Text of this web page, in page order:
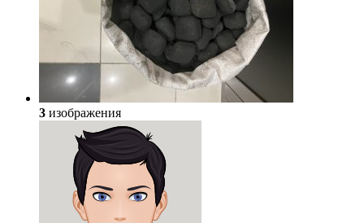
3 изображения